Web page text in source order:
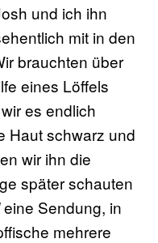
und ich ihn
mit in den
brauchten über
eines Löffels
es endlich
Haut schwarz und
wir ihn die
später schauten
eine Sendung, in
mehrere